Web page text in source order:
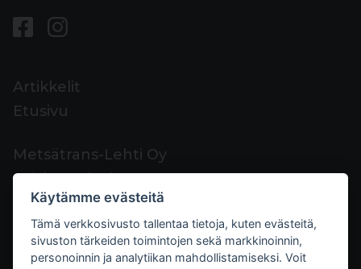
Artikkelit
Etusivu
Metsätrans-Lehti Oy
Asiakaspalvelu
Yhteystiedot
Palaute
Mediakortti
Käytämme evästeitä
Tämä verkkosivusto tallentaa tietoja, kuten evästeitä,
sivuston tärkeiden toimintojen sekä markkinoinnin,
personoinnin ja analytiikan mahdollistamiseksi. Voit